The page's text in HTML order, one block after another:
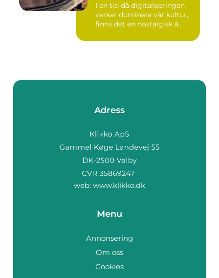
I en tid då digitaliseringen
verkar dominera vår kultur,
finns det en nostalgisk å...
Adress
web: www.klikko.dk
Menu
Annonsering
Om oss
Cookies